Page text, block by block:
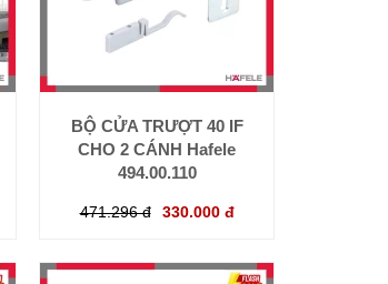
BỘ CỬA TRƯỢT 40 IF
CHO 2 CÁNH Hafele
494.00.110
471.296 đ 330.000 đ